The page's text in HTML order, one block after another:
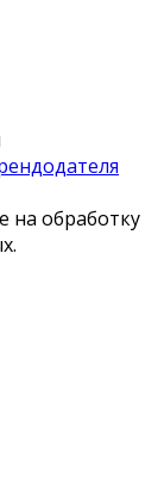
на обработку